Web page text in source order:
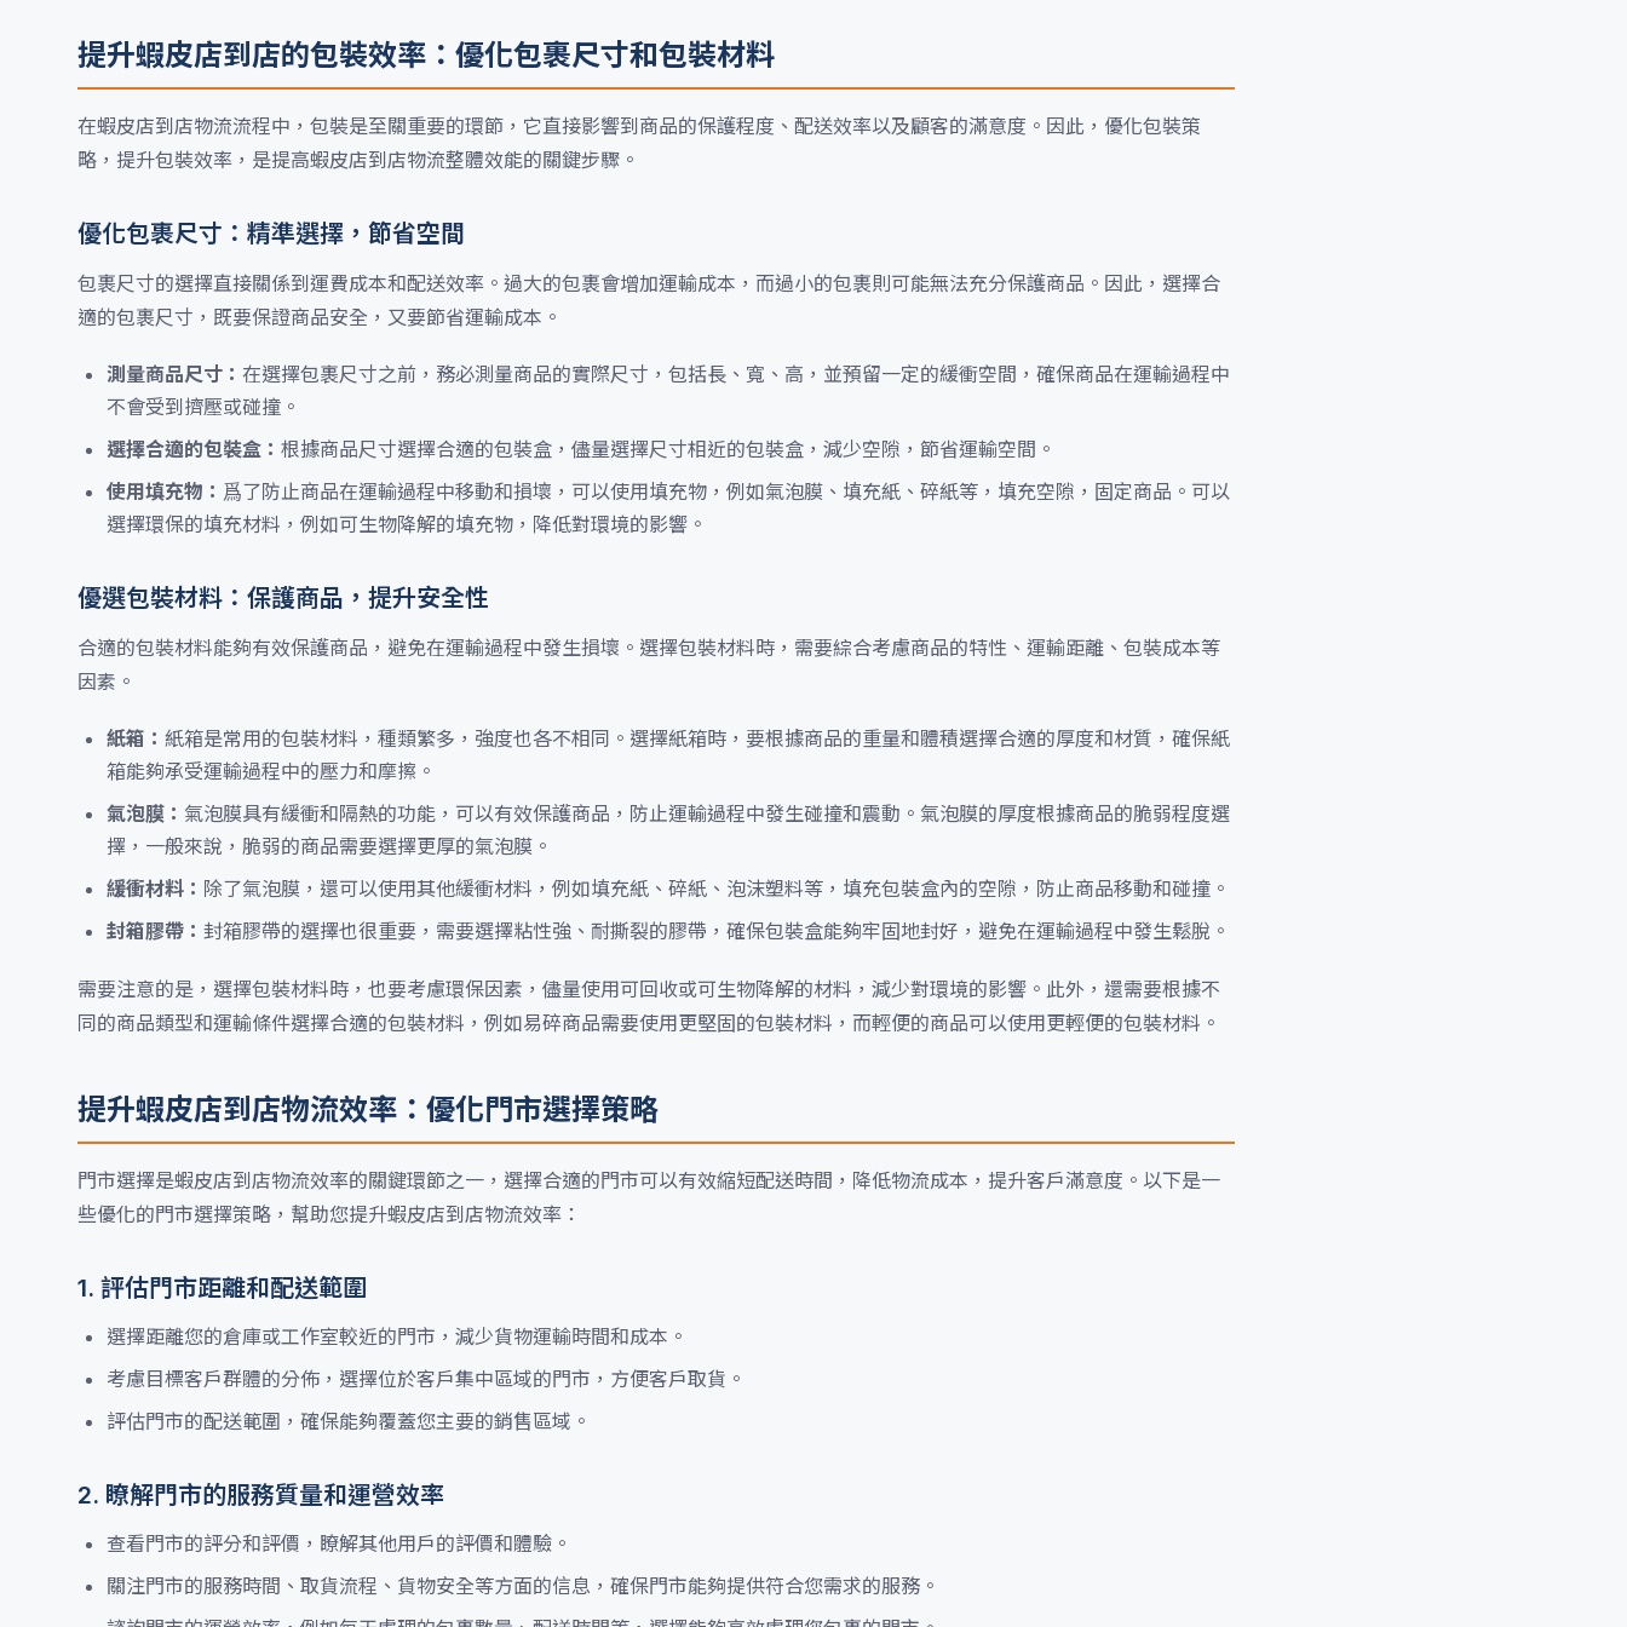
提升蝦皮店到店的包裝效率：優化包裹尺寸和包裝材料
在蝦皮店到店物流流程中，包裝是至關重要的環節，它直接影響到商品的保護程度、配送效率以及顧客的滿意度。因此，優化包裝策
略，提升包裝效率，是提高蝦皮店到店物流整體效能的關鍵步驟。
優化包裹尺寸：精準選擇，節省空間
包裹尺寸的選擇直接關係到運費成本和配送效率。過大的包裹會增加運輸成本，而過小的包裹則可能無法充分保護商品。因此，選擇合
適的包裹尺寸，既要保證商品安全，又要節省運輸成本。
測量商品尺寸： 在選擇包裹尺寸之前，務必測量商品的實際尺寸，包括長、寬、高，並預留一定的緩衝空間，確保商品在運輸過程中
不會受到擠壓或碰撞。
選擇合適的包裝盒： 根據商品尺寸選擇合適的包裝盒，儘量選擇尺寸相近的包裝盒，減少空隙，節省運輸空間。
使用填充物： 爲了防止商品在運輸過程中移動和損壞，可以使用填充物，例如氣泡膜、填充紙、碎紙等，填充空隙，固定商品。可以
選擇環保的填充材料，例如可生物降解的填充物，降低對環境的影響。
優選包裝材料：保護商品，提升安全性
合適的包裝材料能夠有效保護商品，避免在運輸過程中發生損壞。選擇包裝材料時，需要綜合考慮商品的特性、運輸距離、包裝成本等
因素。
紙箱： 紙箱是常用的包裝材料，種類繁多，強度也各不相同。選擇紙箱時，要根據商品的重量和體積選擇合適的厚度和材質，確保紙
箱能夠承受運輸過程中的壓力和摩擦。
氣泡膜： 氣泡膜具有緩衝和隔熱的功能，可以有效保護商品，防止運輸過程中發生碰撞和震動。氣泡膜的厚度根據商品的脆弱程度選
擇，一般來說，脆弱的商品需要選擇更厚的氣泡膜。
緩衝材料： 除了氣泡膜，還可以使用其他緩衝材料，例如填充紙、碎紙、泡沫塑料等，填充包裝盒內的空隙，防止商品移動和碰撞。
封箱膠帶： 封箱膠帶的選擇也很重要，需要選擇粘性強、耐撕裂的膠帶，確保包裝盒能夠牢固地封好，避免在運輸過程中發生鬆脫。
需要注意的是，選擇包裝材料時，也要考慮環保因素，儘量使用可回收或可生物降解的材料，減少對環境的影響。此外，還需要根據不
同的商品類型和運輸條件選擇合適的包裝材料，例如易碎商品需要使用更堅固的包裝材料，而輕便的商品可以使用更輕便的包裝材料。
提升蝦皮店到店物流效率：優化門市選擇策略
門市選擇是蝦皮店到店物流效率的關鍵環節之一，選擇合適的門市可以有效縮短配送時間，降低物流成本，提升客戶滿意度。以下是一
些優化的門市選擇策略，幫助您提升蝦皮店到店物流效率：
1. 評估門市距離和配送範圍
選擇距離您的倉庫或工作室較近的門市，減少貨物運輸時間和成本。
考慮目標客戶群體的分佈，選擇位於客戶集中區域的門市，方便客戶取貨。
評估門市的配送範圍，確保能夠覆蓋您主要的銷售區域。
2. 瞭解門市的服務質量和運營效率
查看門市的評分和評價，瞭解其他用戶的評價和體驗。
關注門市的服務時間、取貨流程、貨物安全等方面的信息，確保門市能夠提供符合您需求的服務。